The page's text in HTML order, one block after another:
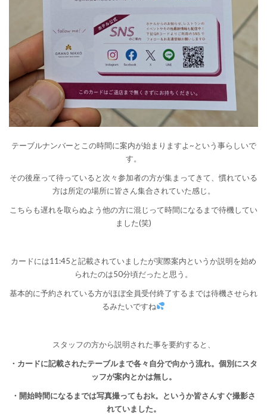
テーブルナンバーとこの時間に案内が始まりますよ~という事らしいで
す。
その後座って待っていると次々参加者の方が集まってきて、慣れている
方は所定の場所に皆さん集合されていた感じ。
こちらも遅れを取らぬよう他の方に混じって時間になるまで待機してい
ました(笑)
カードには11:45と記載されていましたが実際案内というか説明を始め
られたのは50分頃だったと思う。
基本的に予約されている方がほぼ全員受付終了するまでは待機させられ
るみたいですね
スタッフの方から説明された事を要約すると、
・カードに記載されたテーブルまで各々自分で向かう流れ。個別にスタ
ッフが案内とかは無し。
・開始時間になるまでは写真撮ってもおk。というか皆さんすぐ撮影さ
れていました。